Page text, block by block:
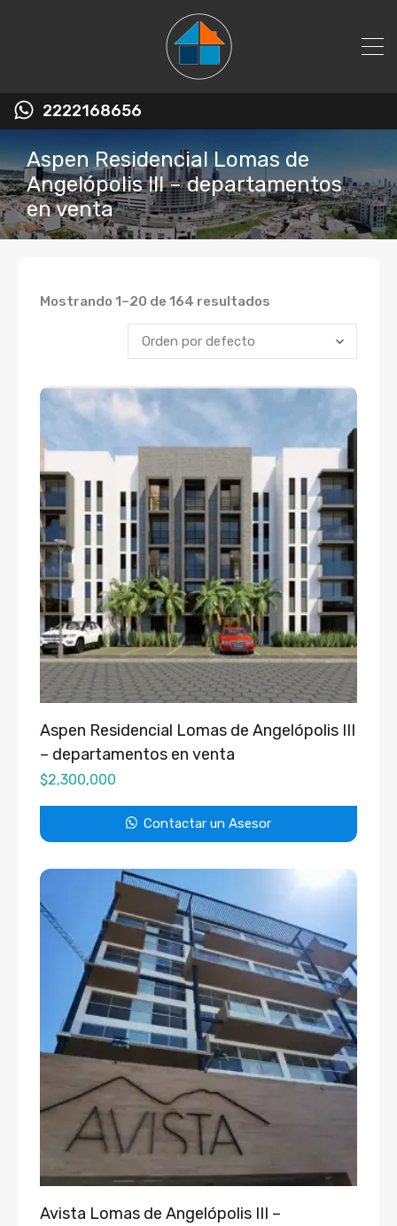
2222168656
Aspen Residencial Lomas de
Angelópolis III – departamentos
en venta
Mostrando 1–20 de 164 resultados
Aspen Residencial Lomas de Angelópolis III
– departamentos en venta
$2,300,000
Contactar un Asesor
Avista Lomas de Angelópolis III –